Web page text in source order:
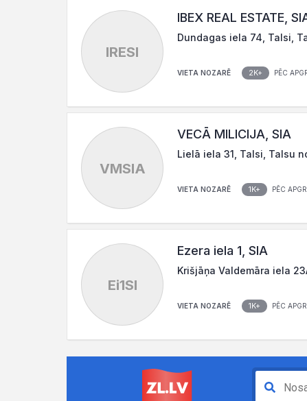
IRESI
IBEX REAL ESTATE,
Dundagas iela 74, Talsi,
VIETA NOZARĒ 2K+ PĒC
VMSIA
VECĀ MILICIJA, SIA
Lielā iela 31, Talsi, Talsu
VIETA NOZARĒ 1K+ PĒC
Ei1SI
Ezera iela 1, SIA
Krišjāņa Valdemāra iela
VIETA NOZARĒ 1K+ PĒC